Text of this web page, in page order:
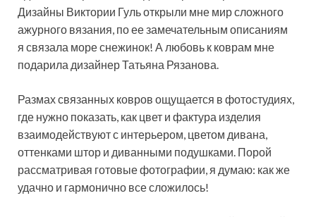
Дизайны Виктории Гуль открыли мне мир сложного
ажурного вязания, по ее замечательным описаниям
я связала море снежинок! А любовь к коврам мне
подарила дизайнер Татьяна Рязанова.
Размах связанных ковров ощущается в фотостудиях,
где нужно показать, как цвет и фактура изделия
взаимодействуют с интерьером, цветом дивана,
оттенками штор и диванными подушками. Порой
рассматривая готовые фотографии, я думаю: как же
удачно и гармонично все сложилось!